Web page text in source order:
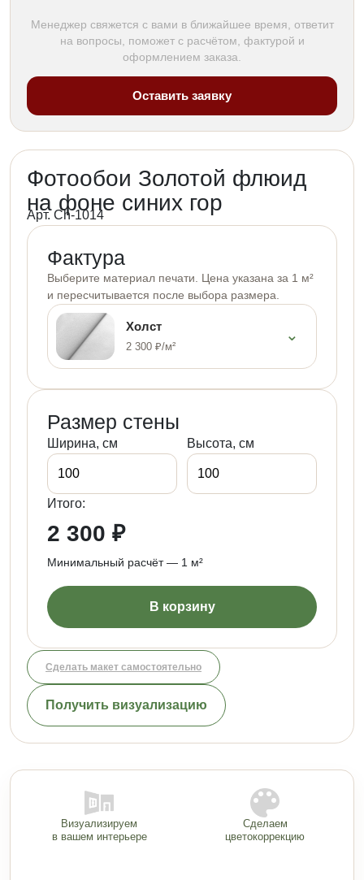
Менеджер свяжется с вами в ближайшее время, ответит
на вопросы, поможет с расчётом, фактурой и
оформлением заказа.
Оставить заявку
Фотообои Золотой флюид
на фоне синих гор
Арт. Ch-1014
Фактура
Выберите материал печати. Цена указана за 1 м²
и пересчитывается после выбора размера.
Холст
2 300 ₽/м²
⌄
Размер стены
Ширина, см Высота, см
Итого:
2 300 ₽
Минимальный расчёт — 1 м²
В корзину
Сделать макет самостоятельно
Получить визуализацию
Визуализируем
в вашем интерьере
Сделаем
цветокоррекцию